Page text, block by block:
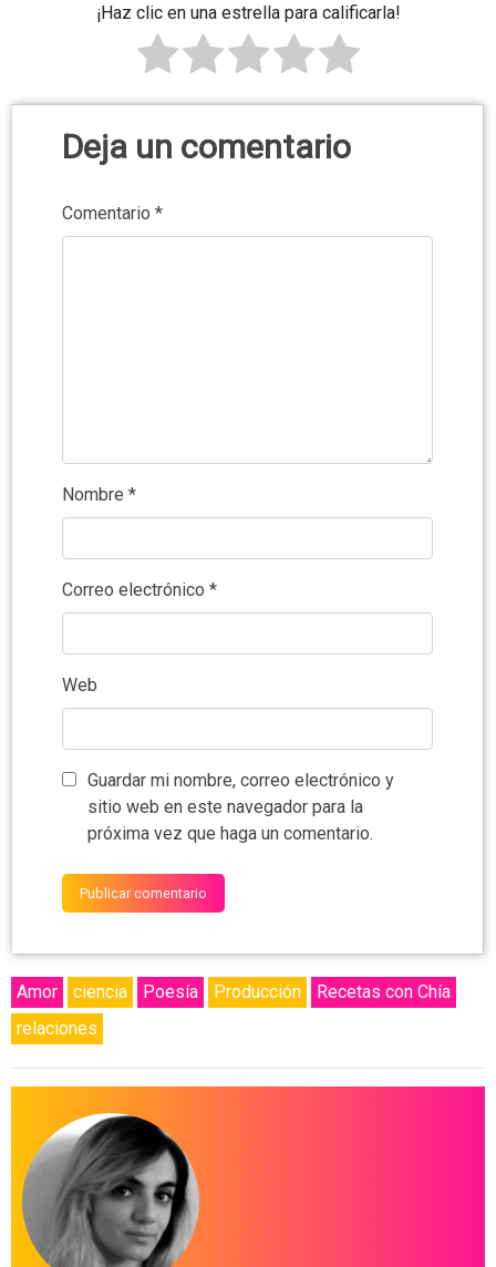
¡Haz clic en una estrella para calificarla!
Deja un comentario
Comentario *
Nombre *
Correo electrónico *
Web
Guardar mi nombre, correo electrónico y
sitio web en este navegador para la
próxima vez que haga un comentario.
Amor ciencia Poesía Producción
Recetas con Chía
relaciones